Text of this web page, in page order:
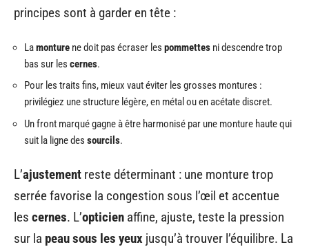
principes sont à garder en tête :
Lamonture ne doit pas écraser les pommettes ni descendre trop
bas sur les cernes.
Pour les traits fins, mieux vaut éviter les grosses montures :
privilégiez une structure légère, en métal ou en acétate discret.
Un front marqué gagne à être harmonisé par une monture haute qui
suit la ligne des sourcils.
L’ajustement reste déterminant : une monture trop
serrée favorise la congestion sous l’œil et accentue
les cernes. L’opticien affine, ajuste, teste la pression
sur la peau sous les yeux jusqu’à trouver l’équilibre. La